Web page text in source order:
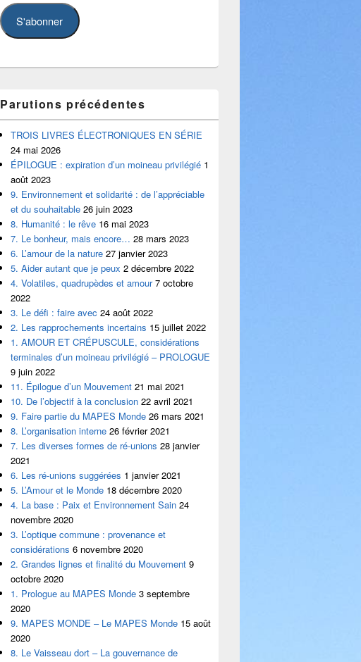
S'abonner
Parutions précédentes
TROIS LIVRES ÉLECTRONIQUES EN SÉRIE
24 mai 2026
ÉPILOGUE : expiration d’un moineau privilégié 1
août 2023
9. Environnement et solidarité : de l’appréciable
et du souhaitable 26 juin 2023
8. Humanité : le rêve 16 mai 2023
7. Le bonheur, mais encore… 28 mars 2023
6. L’amour de la nature 27 janvier 2023
5. Aider autant que je peux 2 décembre 2022
4. Volatiles, quadrupèdes et amour 7 octobre
2022
3. Le défi : faire avec 24 août 2022
2. Les rapprochements incertains 15 juillet 2022
1. AMOUR ET CRÉPUSCULE, considérations
terminales d’un moineau privilégié – PROLOGUE
9 juin 2022
11. Épilogue d’un Mouvement 21 mai 2021
10. De l’objectif à la conclusion 22 avril 2021
9. Faire partie du MAPES Monde 26 mars 2021
8. L’organisation interne 26 février 2021
7. Les diverses formes de ré-unions 28 janvier
2021
6. Les ré-unions suggérées 1 janvier 2021
5. L’Amour et le Monde 18 décembre 2020
4. La base : Paix et Environnement Sain 24
novembre 2020
3. L’optique commune : provenance et
considérations 6 novembre 2020
2. Grandes lignes et finalité du Mouvement 9
octobre 2020
1. Prologue au MAPES Monde 3 septembre
2020
9. MAPES MONDE – Le MAPES Monde 15 août
2020
8. Le Vaisseau dort – La gouvernance de